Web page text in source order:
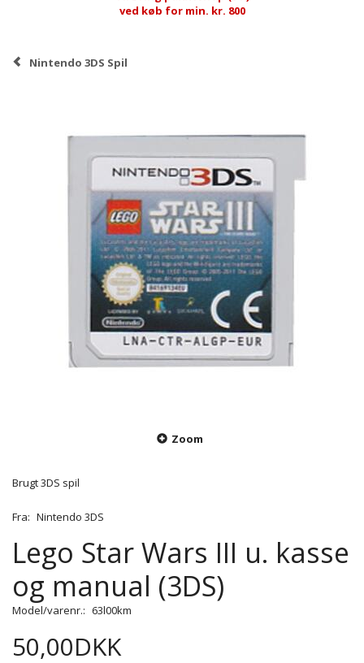
ved køb for min. kr. 800
Nintendo 3DS Spil
Zoom
Brugt 3DS spil
Fra: Nintendo 3DS
Lego Star Wars III u. kasse
og manual (3DS)
Model/varenr.: 63l00km
50,00DKK